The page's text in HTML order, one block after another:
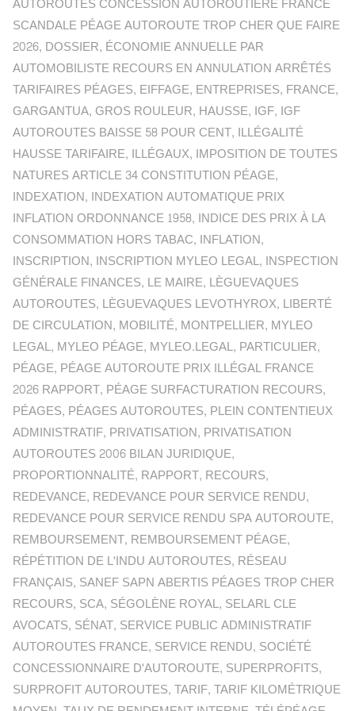
AUTOROUTES CONCESSION AUTOROUTIÈRE FRANCE
SCANDALE PÉAGE AUTOROUTE TROP CHER QUE FAIRE
2026, DOSSIER, ÉCONOMIE ANNUELLE PAR
AUTOMOBILISTE RECOURS EN ANNULATION ARRÊTÉS
TARIFAIRES PÉAGES, EIFFAGE, ENTREPRISES, FRANCE,
GARGANTUA, GROS ROULEUR, HAUSSE, IGF, IGF
AUTOROUTES BAISSE 58 POUR CENT, ILLÉGALITÉ
HAUSSE TARIFAIRE, ILLÉGAUX, IMPOSITION DE TOUTES
NATURES ARTICLE 34 CONSTITUTION PÉAGE,
INDEXATION, INDEXATION AUTOMATIQUE PRIX
INFLATION ORDONNANCE 1958, INDICE DES PRIX À LA
CONSOMMATION HORS TABAC, INFLATION,
INSCRIPTION, INSCRIPTION MYLEO LEGAL, INSPECTION
GÉNÉRALE FINANCES, LE MAIRE, LÈGUEVAQUES
AUTOROUTES, LÈGUEVAQUES LEVOTHYROX, LIBERTÉ
DE CIRCULATION, MOBILITÉ, MONTPELLIER, MYLEO
LEGAL, MYLEO PÉAGE, MYLEO.LEGAL, PARTICULIER,
PÉAGE, PÉAGE AUTOROUTE PRIX ILLÉGAL FRANCE
2026 RAPPORT, PÉAGE SURFACTURATION RECOURS,
PÉAGES, PÉAGES AUTOROUTES, PLEIN CONTENTIEUX
ADMINISTRATIF, PRIVATISATION, PRIVATISATION
AUTOROUTES 2006 BILAN JURIDIQUE,
PROPORTIONNALITÉ, RAPPORT, RECOURS,
REDEVANCE, REDEVANCE POUR SERVICE RENDU,
REDEVANCE POUR SERVICE RENDU SPA AUTOROUTE,
REMBOURSEMENT, REMBOURSEMENT PÉAGE,
RÉPÉTITION DE L'INDU AUTOROUTES, RÉSEAU
FRANÇAIS, SANEF SAPN ABERTIS PÉAGES TROP CHER
RECOURS, SCA, SÉGOLÈNE ROYAL, SELARL CLE
AVOCATS, SÉNAT, SERVICE PUBLIC ADMINISTRATIF
AUTOROUTES FRANCE, SERVICE RENDU, SOCIÉTÉ
CONCESSIONNAIRE D'AUTOROUTE, SUPERPROFITS,
SURPROFIT AUTOROUTES,TARIF,TARIF KILOMÉTRIQUE